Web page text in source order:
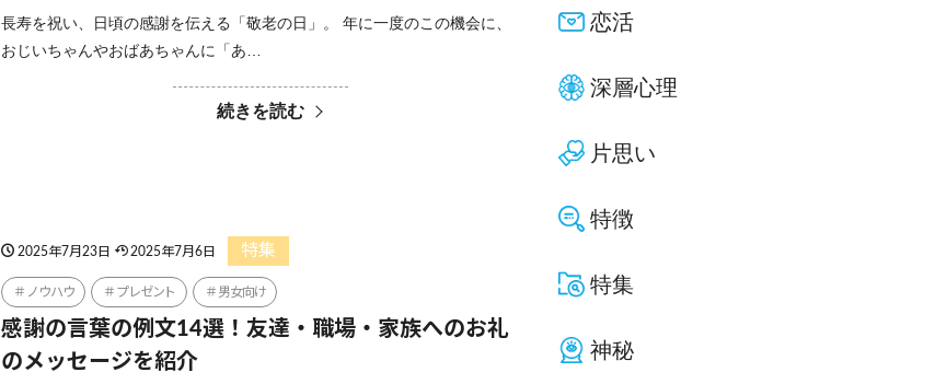
長寿を祝い、日頃の感謝を伝える「敬老の日」。 年に一度のこの機会に、
おじいちゃんやおばあちゃんに「あ…
続きを読む
2025年7月23日 2025年7月6日 特集
ノウハウ プレゼント 男女向け
感謝の言葉の例文14選！友達・職場・家族へのお礼
のメッセージを紹介
恋活
深層心理
片思い
特徴
特集
神秘